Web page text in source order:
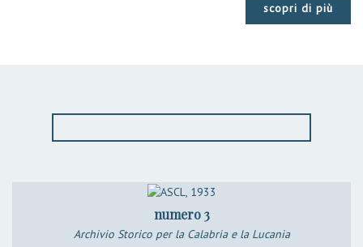
scopri di più
numero 3
Archivio Storico per la Calabria e la Lucania